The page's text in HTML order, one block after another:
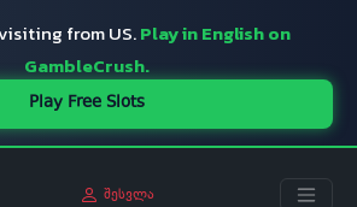
from US.Play in English on
GambleCrush.
Play Free Slots
შესვლა